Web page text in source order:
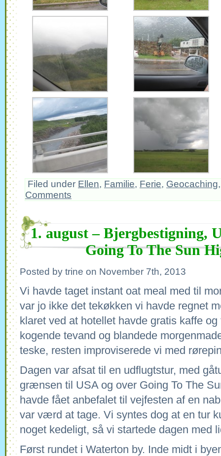
Filed under Ellen, Familie, Ferie, Geocaching
Comments
1. august – Bjergbestigning,
Going To The Sun
Posted by trine on November 7th, 2013
Vi havde taget instant oat meal med til
var jo ikke det tekøkken vi havde regnet
klaret ved at hotellet havde gratis kaffe
kogende tevand og blandede
teske, resten improviserede vi med
Dagen var afsat til en udflugtstur, med
grænsen til USA og over Going To The
havde fået anbefalet til vejfesten af en
var værd at tage. Vi syntes dog at en tur
noget kedeligt, så vi startede dagen med
Først rundet i Waterton by. Inde midt i